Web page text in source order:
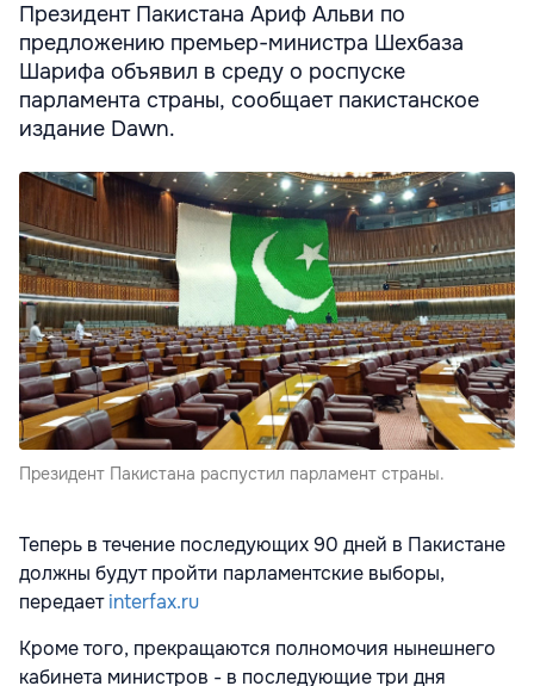
Президент Пакистана Ариф Альви по
предложению премьер-министра Шехбаза
Шарифа объявил в среду о роспуске
парламента страны, сообщает пакистанское
издание Dawn.
Президент Пакистана распустил парламент страны.
Теперь в течение последующих 90 дней в Пакистане
должны будут пройти парламентские выборы,
передаетinterfax.ru
Кроме того, прекращаются полномочия нынешнего
кабинета министров - в последующие три дня